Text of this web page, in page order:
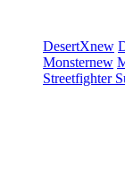
DesertXnew
Monsternew
Streetfighter